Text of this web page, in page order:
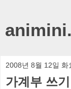
2008년 8월 12일 화
가계부 쓰기